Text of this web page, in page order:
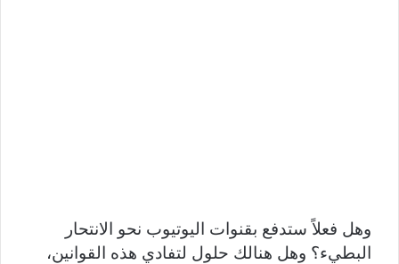
وهل فعلاً ستدفع بقنوات اليوتيوب نحو الانتحار
البطيء؟ وهل هنالك حلول لتفادي هذه القوانين،